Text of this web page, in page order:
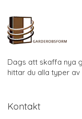
Dags att skaffa nya
hittar du alla typer
Kontakt